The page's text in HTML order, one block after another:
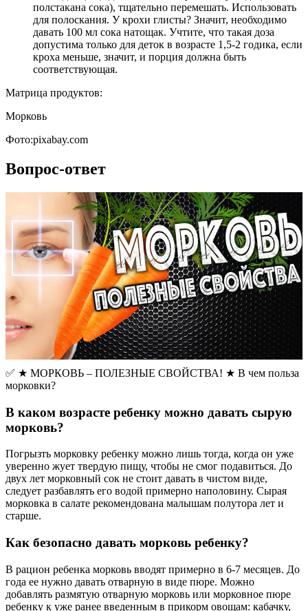
полстакана сока), тщательно перемешать. Использовать
для полоскания. У крохи глисты? Значит, необходимо
давать 100 мл сока натощак. Учтите, что такая доза
допустима только для деток в возрасте 1,5-2 годика, если
кроха меньше, значит, и порция должна быть
соответствующая.
Матрица продуктов:
Морковь
Фото:pixabay.com
Вопрос-ответ
✅ ★ МОРКОВЬ – ПОЛЕЗНЫЕ СВОЙСТВА! ★ В чем польза
морковки?
В каком возрасте ребенку можно давать сырую
морковь?
Погрызть морковку ребенку можно лишь тогда, когда он уже
уверенно жует твердую пищу, чтобы не смог подавиться. До
двух лет морковный сок не стоит давать в чистом виде,
следует разбавлять его водой примерно наполовину. Сырая
морковка в салате рекомендована малышам полутора лет и
старше.
Как безопасно давать морковь ребенку?
В рацион ребенка морковь вводят примерно в 6-7 месяцев. До
года ее нужно давать отварную в виде пюре. Можно
добавлять размятую отварную морковь или морковное пюре
ребенку к уже ранее введенным в прикорм овощам: кабачку,